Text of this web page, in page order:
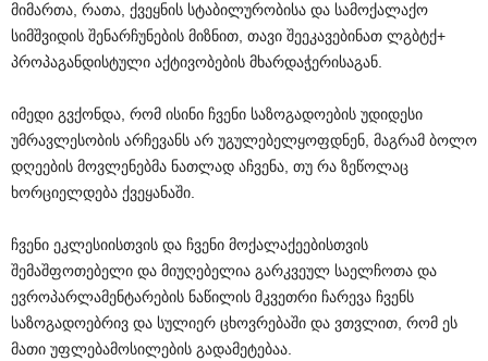
მიმართა, რათა, ქვეყნის სტაბილურობისა და სამოქალაქო
სიმშვიდის შენარჩუნების მიზნით, თავი შეეკავებინათ ლგბტქ+
პროპაგანდისტული აქტივობების მხარდაჭერისაგან.
იმედი გვქონდა, რომ ისინი ჩვენი საზოგადოების უდიდესი
უმრავლესობის არჩევანს არ უგულებელყოფდნენ, მაგრამ ბოლო
დღეების მოვლენებმა ნათლად აჩვენა, თუ რა ზეწოლაც
ხორციელდება ქვეყანაში.
ჩვენი ეკლესიისთვის და ჩვენი მოქალაქეებისთვის
შემაშფოთებელი და მიუღებელია გარკვეულ საელჩოთა და
ევროპარლამენტარების ნაწილის მკვეთრი ჩარევა ჩვენს
საზოგადოებრივ და სულიერ ცხოვრებაში და ვთვლით, რომ ეს
მათი უფლებამოსილების გადამეტებაა.